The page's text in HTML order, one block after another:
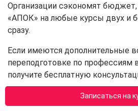
Записаться на
Организации сэкономят бюджет,
«АПОК» на любые курсы двух и
сразу.
Если имеются дополнительные
переподготовке по профессиям
получите бесплатную
(800) 301-78-62.